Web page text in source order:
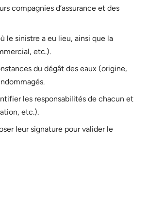
compagnies d’assurance et des
le sinistre a eu lieu, ainsi que la
etc.).
du dégât des eaux (origine,
les responsabilités de chacun et
etc.).
leur signature pour valider le